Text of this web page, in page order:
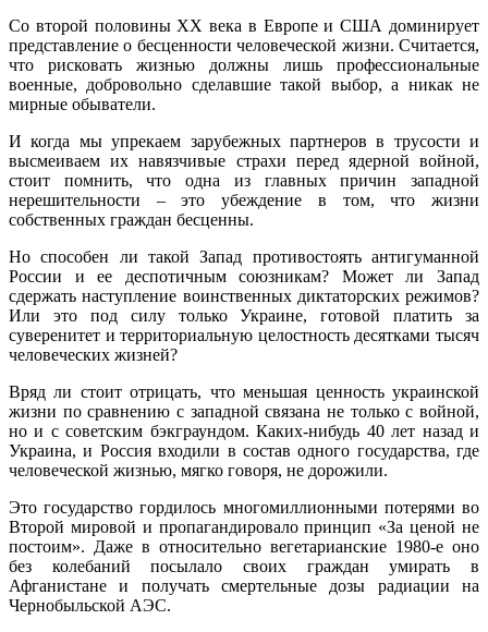
Со второй половины ХХ века в Европе и США доминирует
представление о бесценности человеческой жизни. Считается,
что рисковать жизнью должны лишь профессиональные
военные, добровольно сделавшие такой выбор, а никак не
мирные обыватели.
И когда мы упрекаем зарубежных партнеров в трусости и
высмеиваем их навязчивые страхи перед ядерной войной,
стоит помнить, что одна из главных причин западной
нерешительности – это убеждение в том, что жизни
собственных граждан бесценны.
Но способен ли такой Запад противостоять антигуманной
России и ее деспотичным союзникам? Может ли Запад
сдержать наступление воинственных диктаторских режимов?
Или это под силу только Украине, готовой платить за
суверенитет и территориальную целостность десятками тысяч
человеческих жизней?
Вряд ли стоит отрицать, что меньшая ценность украинской
жизни по сравнению с западной связана не только с войной,
но и с советским бэкграундом. Каких-нибудь 40 лет назад и
Украина, и Россия входили в состав одного государства, где
человеческой жизнью, мягко говоря, не дорожили.
Это государство гордилось многомиллионными потерями во
Второй мировой и пропагандировало принцип «За ценой не
постоим». Даже в относительно вегетарианские 1980-е оно
без колебаний посылало своих граждан умирать в
Афганистане и получать смертельные дозы радиации на
Чернобыльской АЭС.